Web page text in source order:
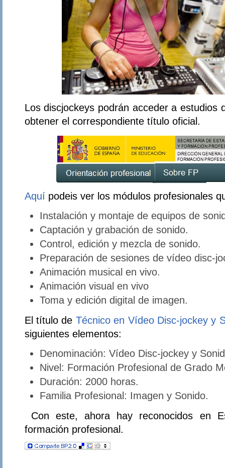
Los discjockeys podrán acceder a estudios
obtener el correspondiente título oficial.
Aquí podeis ver los módulos profesionales
Instalación y montaje de equipos de
Captación y grabación de sonido.
Control, edición y mezcla de sonido.
Preparación de sesiones de vídeo disc-
Animación musical en vivo.
Animación visual en vivo
Toma y edición digital de imagen.
El título de Técnico en Vídeo Disc-jockey y
siguientes elementos:
Denominación: Vídeo Disc-jockey y
Nivel: Formación Profesional de Grado
Duración: 2000 horas.
Familia Profesional: Imagen y Sonido.
Con este, ahora hay reconocidos en
formación profesional.